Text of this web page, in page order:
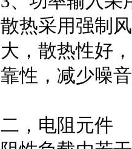
散热采用强制
大，散热性好
靠性，减少噪
二，电阻元件